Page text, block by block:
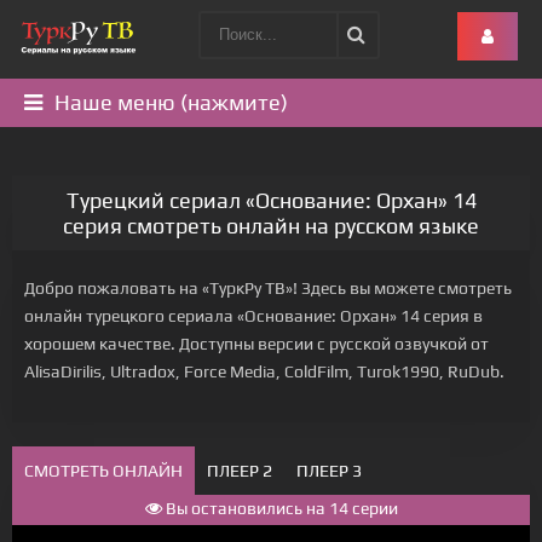
Наше меню (нажмите)
Турецкий сериал «Основание: Орхан» 14
серия смотреть онлайн на русском языке
Добро пожаловать на «ТуркРу ТВ»! Здесь вы можете смотреть
онлайн турецкого сериала «Основание: Орхан» 14 серия в
хорошем качестве. Доступны версии с русской озвучкой от
AlisaDirilis, Ultradox, Force Media, ColdFilm, Turok1990, RuDub.
СМОТРЕТЬ ОНЛАЙН ПЛЕЕР 2
ПЛЕЕР 3
Вы остановились на 14 серии